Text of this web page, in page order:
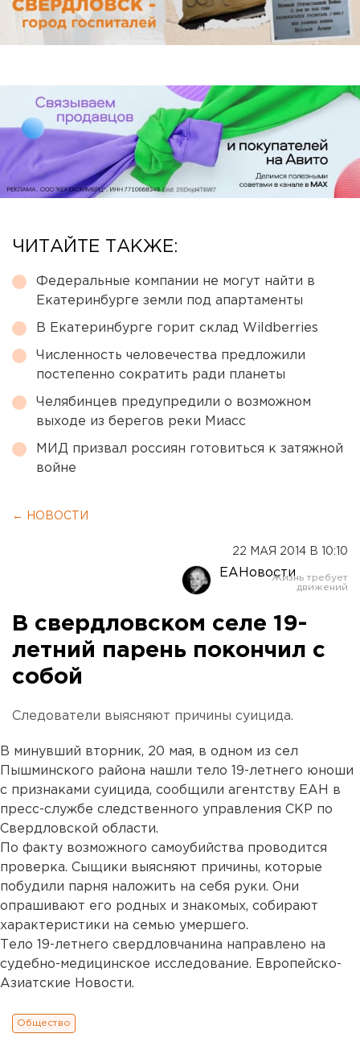
ЧИТАЙТЕ ТАКЖЕ:
Федеральные компании не могут найти в
Екатеринбурге земли под апартаменты
В Екатеринбурге горит склад Wildberries
Численность человечества предложили
постепенно сократить ради планеты
Челябинцев предупредили о возможном
выходе из берегов реки Миасс
МИД призвал россиян готовиться к затяжной
войне
← НОВОСТИ
22 МАЯ 2014 В 10:10
ЕАНовости
В свердловском селе 19-
летний парень покончил с
собой
Следователи выясняют причины суицида.
В минувший вторник, 20 мая, в одном из сел
Пышминского района нашли тело 19-летнего юноши
с признаками суицида, сообщили агентству ЕАН в
пресс-службе следственного управления СКР по
Свердловской области.
По факту возможного самоубийства проводится
проверка. Сыщики выясняют причины, которые
побудили парня наложить на себя руки. Они
опрашивают его родных и знакомых, собирают
характеристики на семью умершего.
Тело 19-летнего свердловчанина направлено на
судебно-медицинское исследование. Европейско-
Азиатские Новости.
Общество